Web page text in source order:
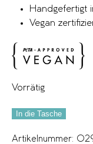
Handgefertigt
Vegan
Vorrätig
In die Tasche
Artikelnummer: